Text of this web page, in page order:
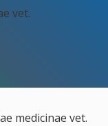
vet.
medicinae vet.